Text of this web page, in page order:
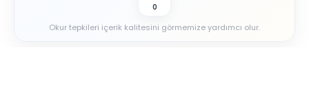
0
Okur tepkileri içerik kalitesini görmemize yardımcı olur.